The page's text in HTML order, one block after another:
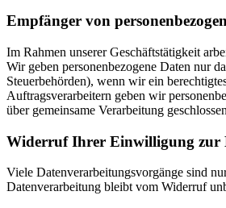
Empfänger von
Im Rahmen unserer Geschäftstätigkeit
Wir geben personenbezogene Daten nur
Steuerbehörden), wenn wir ein
Auftragsverarbeitern geben wir
über gemeinsame Verarbeitung
Widerruf Ihrer Einwilligung zur
Viele Datenverarbeitungsvorgänge sind
Datenverarbeitung bleibt vom Widerruf